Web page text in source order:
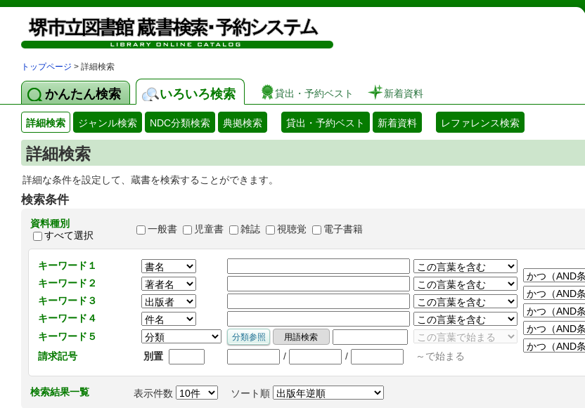
図書館 蔵書検索・予約システム
トップページ > 詳細検索
かんたん検索 いろいろ検索 貸出・予約ベスト 新着資料
詳細検索 ジャンル検索 NDC分類検索 典拠検索 貸出・予約ベスト 新着資料 レファレンス検索
詳細検索
詳細な条件を設定して、蔵書を検索することができます。
検索条件
資料種別
すべて選択
一般書 児童書 雑誌 視聴覚 電子書籍
キーワード１
キーワード２
キーワード３
キーワード４
キーワード５
請求記号
別置 / / ～で始まる
検索結果一覧 表示件数 ソート順